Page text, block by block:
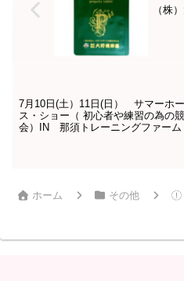
（株
7月10日(土）11日(日） サマーホー
ス・ショー（ 初心者や練習の為の
会）IN 那須トレーニングファーム
ホーム その他